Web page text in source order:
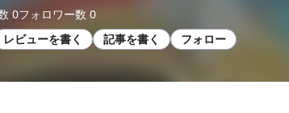
0フォロワー数 0
レビューを書く
記事を書く フォロー